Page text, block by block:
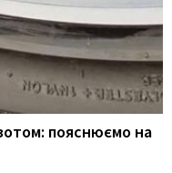
пояснюємо на